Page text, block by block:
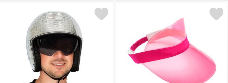
Markér hjelm Discokugle som favoritMarkér solskærm